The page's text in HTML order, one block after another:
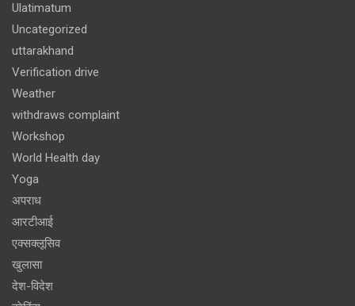
Ulatimatum
Uncategorized
uttarakhand
Verification drive
Weather
withdraws complaint
Workshop
World Health day
Yoga
अपराध
आरटीआई
एक्सक्लूसिव
खुलासा
देश-विदेश